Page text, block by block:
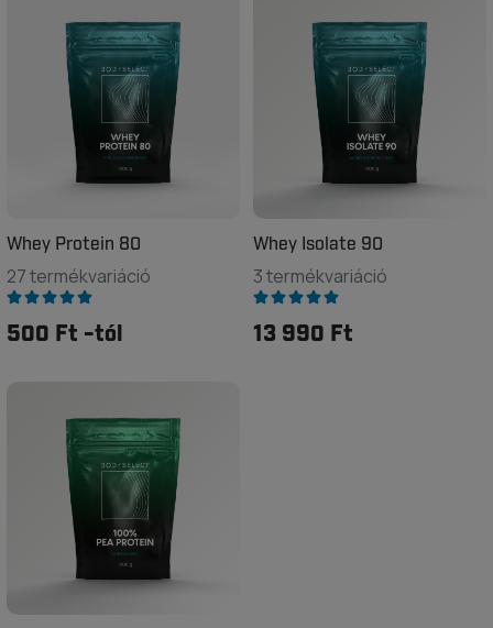
Whey Protein 80
27 termékvariáció
500 Ft -tól
Whey Isolate 90
3 termékvariáció
13 990 Ft